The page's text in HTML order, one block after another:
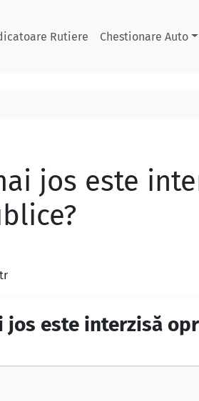
Rutiere Chestionare Auto
jos este
este interzisă